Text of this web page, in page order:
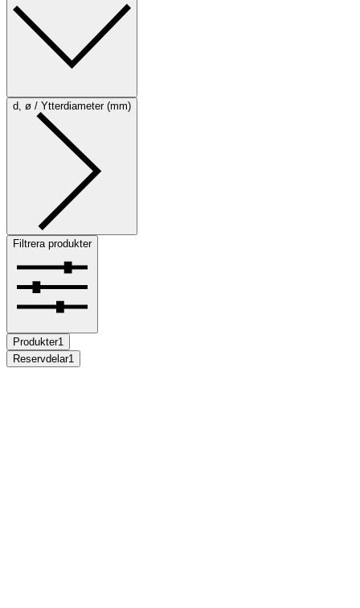
d, ø / Ytterdiameter (mm)
Filtrera produkter
Produkter1
Reservdelar1